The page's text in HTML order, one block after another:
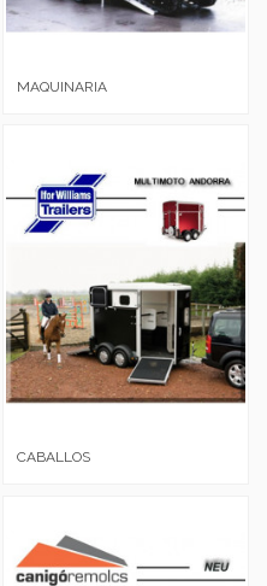
MAQUINARIA
CABALLOS